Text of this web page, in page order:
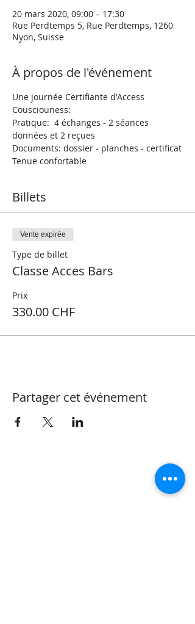
20 mars 2020, 09:00 – 17:30
Rue Perdtemps 5, Rue Perdtemps, 1260
Nyon, Suisse
À propos de l'événement
Une journée Certifiante d'Access
Cousciouness:
Pratique:  4 échanges - 2 séances
données et 2 reçues
Documents: dossier - planches - certificat
Tenue confortable
Billets
Vente expirée
Type de billet
Classe Acces Bars
Prix
330.00 CHF
Partager cet événement